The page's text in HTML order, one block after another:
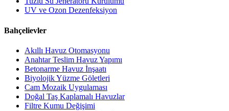
UV ve Ozon Dezenfeksiyon
Bahçelievler
Akıllı Havuz Otomasyonu
Anahtar Teslim Havuz Yapımı
Betonarme Havuz İnşaatı
Biyolojik Yüzme Göletleri
Cam Mozaik Uygulaması
Doğal Taş Kaplamalı Havuzlar
Filtre Kumu Değişimi